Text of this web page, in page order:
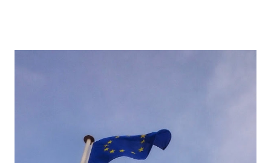
Svizzera. In mezzo a questa situazione complicata si trova
il governo italiano giallo verde, annoverabile in qualche